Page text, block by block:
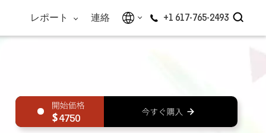
レポート 連絡 +1 617-765-2493
4750